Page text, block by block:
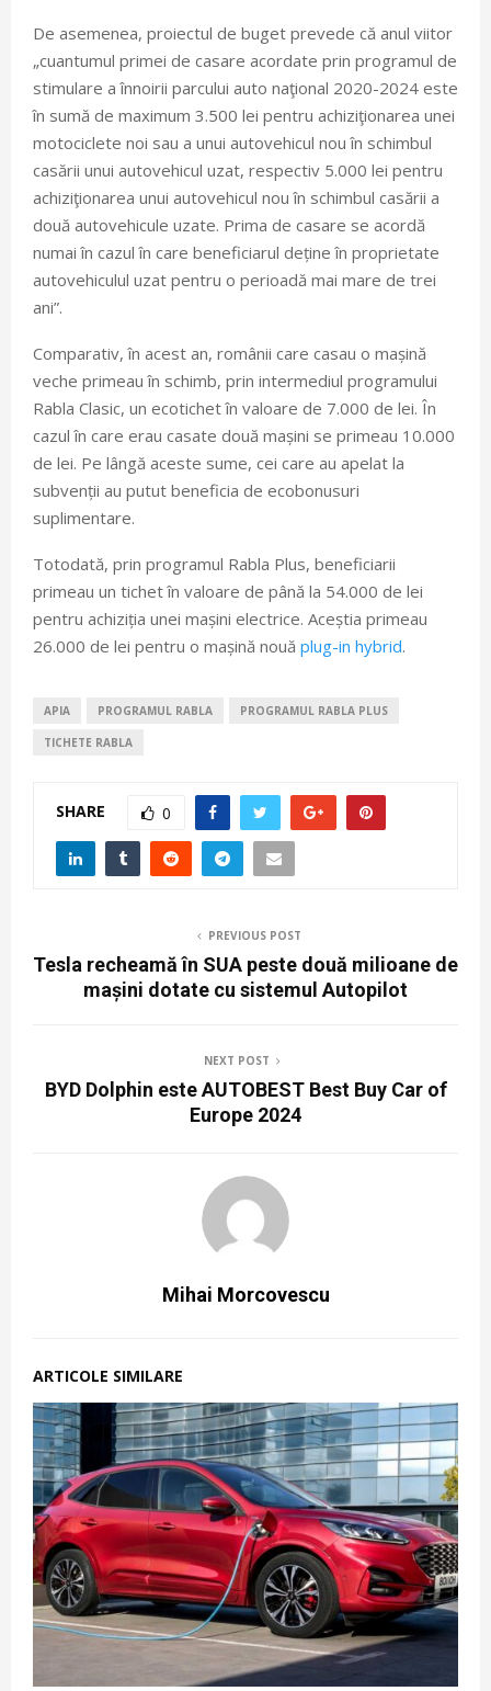
De asemenea, proiectul de buget prevede că anul viitor
„cuantumul primei de casare acordate prin programul de
stimulare a înnoirii parcului auto naţional 2020-2024 este
în sumă de maximum 3.500 lei pentru achiziţionarea unei
motociclete noi sau a unui autovehicul nou în schimbul
casării unui autovehicul uzat, respectiv 5.000 lei pentru
achiziţionarea unui autovehicul nou în schimbul casării a
două autovehicule uzate. Prima de casare se acordă
numai în cazul în care beneficiarul deține în proprietate
autovehiculul uzat pentru o perioadă mai mare de trei
ani”.
Comparativ, în acest an, românii care casau o mașină
veche primeau în schimb, prin intermediul programului
Rabla Clasic, un ecotichet în valoare de 7.000 de lei. În
cazul în care erau casate două mașini se primeau 10.000
de lei. Pe lângă aceste sume, cei care au apelat la
subvenții au putut beneficia de ecobonusuri
suplimentare.
Totodată, prin programul Rabla Plus, beneficiarii
primeau un tichet în valoare de până la 54.000 de lei
pentru achiziția unei mașini electrice. Aceștia primeau
26.000 de lei pentru o mașină nouă plug-in hybrid.
APIA PROGRAMUL RABLA PROGRAMUL RABLA PLUS
TICHETE RABLA
SHARE 0
PREVIOUS POST
Tesla recheamă în SUA peste două milioane de
mașini dotate cu sistemul Autopilot
NEXT POST
BYD Dolphin este AUTOBEST Best Buy Car of
Europe 2024
Mihai Morcovescu
ARTICOLE SIMILARE